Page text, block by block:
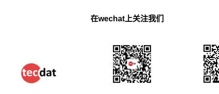
在wechat上关注我们